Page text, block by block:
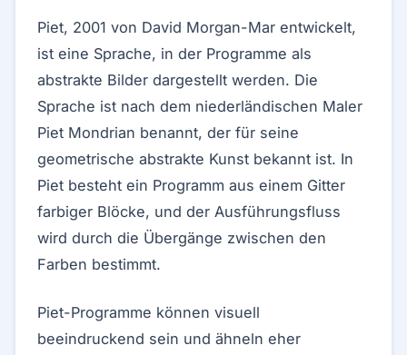
Piet, 2001 von David Morgan-Mar entwickelt,
ist eine Sprache, in der Programme als
abstrakte Bilder dargestellt werden. Die
Sprache ist nach dem niederländischen Maler
Piet Mondrian benannt, der für seine
geometrische abstrakte Kunst bekannt ist. In
Piet besteht ein Programm aus einem Gitter
farbiger Blöcke, und der Ausführungsfluss
wird durch die Übergänge zwischen den
Farben bestimmt.
Piet-Programme können visuell
beeindruckend sein und ähneln eher